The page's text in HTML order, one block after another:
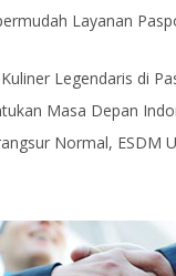
Layanan
Legendaris di
Masa Depan
Normal, ESDM